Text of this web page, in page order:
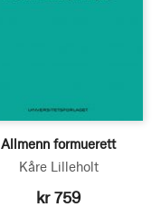
Allmenn formuerett
Kåre Lilleholt
kr 759